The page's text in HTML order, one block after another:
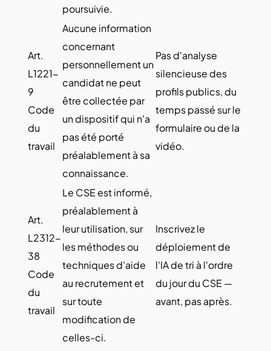
poursuivie.
Art.
L1221-
9
Code
du
travail
Aucune information
concernant
personnellement un
candidat ne peut
être collectée par
un dispositif qui n'a
pas été porté
préalablement à sa
connaissance.
Pas d'analyse
silencieuse des
profils publics, du
temps passé sur le
formulaire ou de la
vidéo.
Art.
L2312-
38
Code
du
travail
Le CSE est informé,
préalablement à
leur utilisation, sur
les méthodes ou
techniques d'aide
au recrutement et
sur toute
modification de
celles-ci.
Inscrivez le
déploiement de
l'IA de tri à l'ordre
du jour du CSE —
avant, pas après.